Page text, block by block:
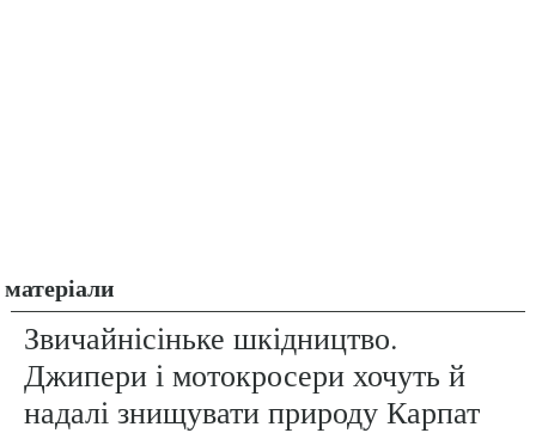
матеріали
Звичайнісіньке шкідництво.
Джипери і мотокросери хочуть й
надалі знищувати природу Карпат